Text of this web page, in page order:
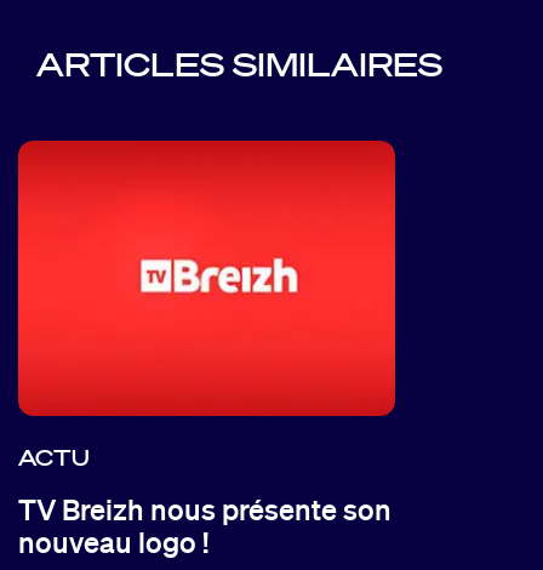
ARTICLES SIMILAIRES
ACTU
TV Breizh nous présente son
nouveau logo !